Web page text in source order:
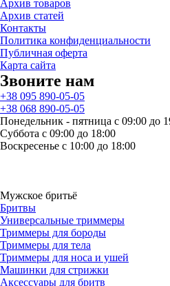
Архив товаров
Архив статей
Контакты
Политика конфиденциальности
Публичная оферта
Карта сайта
Звоните нам
+38 095 890-05-05
+38 068 890-05-05
Понедельник - пятница с 09:00 до
Суббота с 09:00 до 18:00
Воскресенье с 10:00 до 18:00
Мужское бритьё
Бритвы
Универсальные триммеры
Триммеры для бороды
Триммеры для тела
Триммеры для носа и ушей
Машинки для стрижки
Аксессуары для бритв